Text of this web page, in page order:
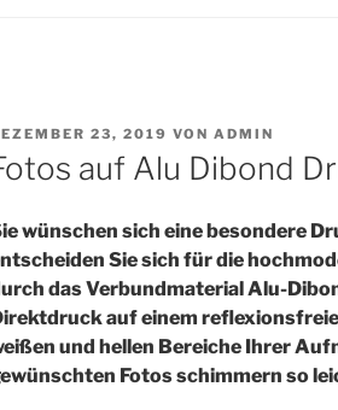
23, 2019 VON ADMIN
auf Alu Dibond
wünschen sich eine besondere
Sie sich für die
das Verbundmaterial Alu-
auf einem
und hellen Bereiche Ihrer
Fotos schimmern so